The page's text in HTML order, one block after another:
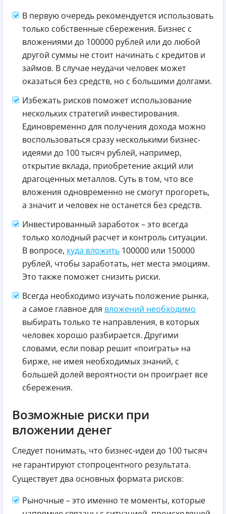
В первую очередь рекомендуется использовать
только собственные сбережения. Бизнес с
вложениями до 100000 рублей или до любой
другой суммы не стоит начинать с кредитов и
займов. В случае неудачи человек может
оказаться без средств, но с большими долгами.
Избежать рисков поможет использование
нескольких стратегий инвестирования.
Единовременно для получения дохода можно
воспользоваться сразу несколькими бизнес-
идеями до 100 тысяч рублей, например,
открытие вклада, приобретение акций или
драгоценных металлов. Суть в том, что все
вложения одновременно не смогут прогореть,
а значит и человек не останется без средств.
Инвестированный заработок – это всегда
только холодный расчет и контроль ситуации.
В вопросе, куда вложить 100000 или 150000
рублей, чтобы заработать, нет места эмоциям.
Это также поможет снизить риски.
Всегда необходимо изучать положение рынка,
а самое главное для вложений необходимо
выбирать только те направления, в которых
человек хорошо разбирается. Другими
словами, если повар решит «поиграть» на
бирже, не имея необходимых знаний, с
большей долей вероятности он проиграет все
сбережения.
Возможные риски при
вложении денег
Следует понимать, что бизнес-идеи до 100 тысяч
не гарантируют стопроцентного результата.
Существует два основных формата рисков:
Рыночные – это именно те моменты, которые